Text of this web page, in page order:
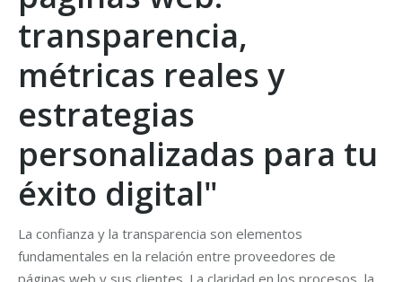
transparencia,
métricas reales y
estrategias
personalizadas para tu
éxito digital"
La confianza y la transparencia son elementos
fundamentales en la relación entre proveedores de
páginas web y sus clientes. La claridad en los procesos, la